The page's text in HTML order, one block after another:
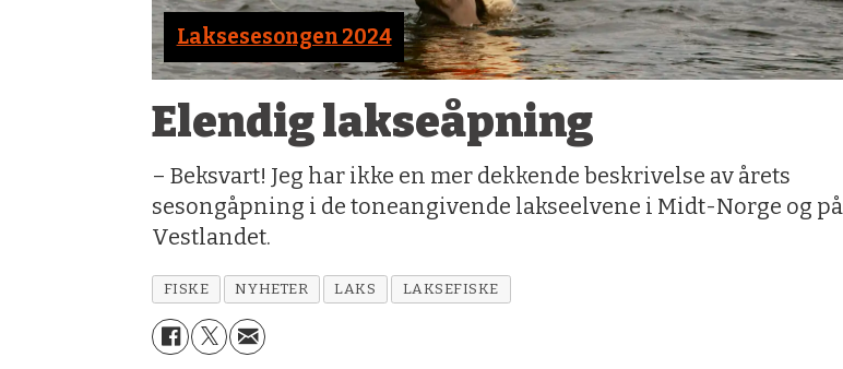
Laksesesongen 2024
Elendig lakseåpning
– Beksvart! Jeg har ikke en mer dekkende beskrivelse av årets
sesongåpning i de toneangivende lakseelvene i Midt-Norge og på
Vestlandet.
FISKE NYHETER LAKS LAKSEFISKE